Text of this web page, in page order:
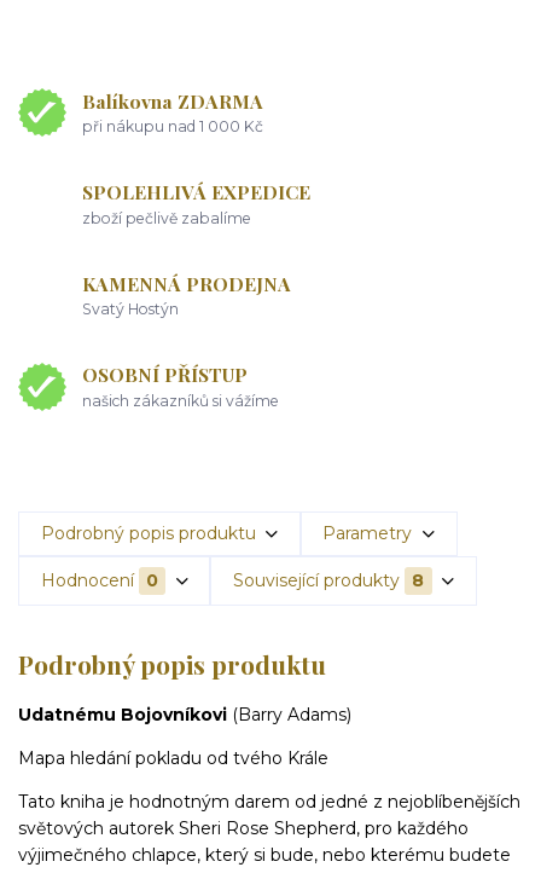
Balíkovna ZDARMA
při nákupu nad 1 000 Kč
SPOLEHLIVÁ EXPEDICE
zboží pečlivě zabalíme
KAMENNÁ PRODEJNA
Svatý Hostýn
OSOBNÍ PŘÍSTUP
našich zákazníků si vážíme
Podrobný popis produktu Parametry
Hodnocení 0 Související produkty 8
Podrobný popis produktu
Udatnému Bojovníkovi (Barry Adams)
Mapa hledání pokladu od tvého Krále
Tato kniha je hodnotným darem od jedné z nejoblíbenějších
světových autorek Sheri Rose Shepherd, pro každého
výjimečného chlapce, který si bude, nebo kterému budete